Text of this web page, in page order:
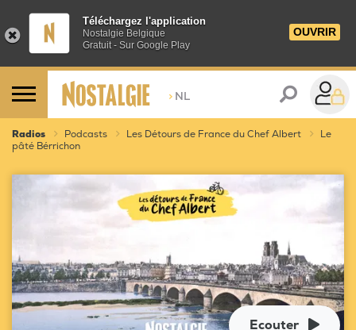
Téléchargez l'application
Nostalgie Belgique
Gratuit - Sur Google Play
OUVRIR
> NL
Radios Podcasts Les Détours de France du Chef Albert
Le
pâté Bérrichon
Ecouter